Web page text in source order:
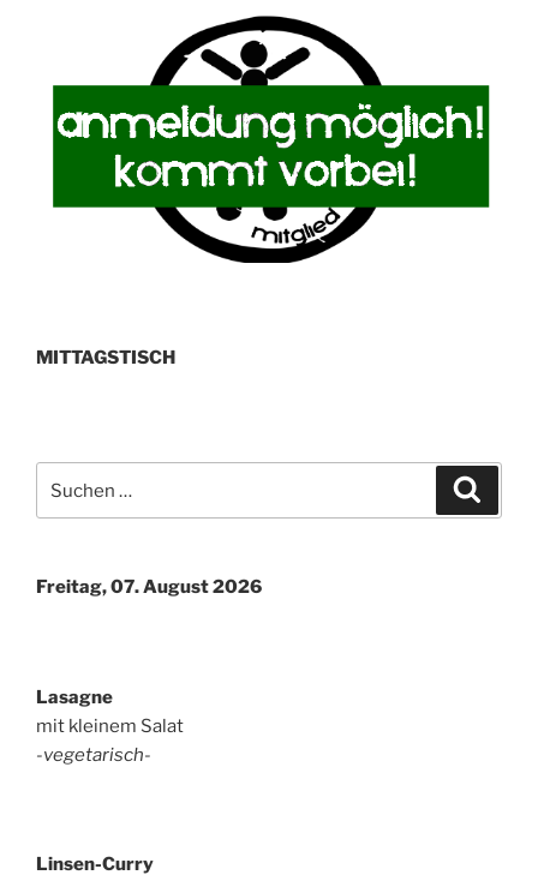
MITTAGSTISCH
nach:
Freitag, 07. August 2026
Lasagne
mit kleinem Salat
-vegetarisch-
Linsen-Curry